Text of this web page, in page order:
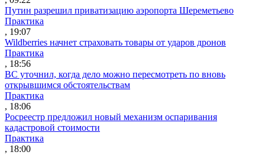
Путин разрешил приватизацию аэропорта Шереметьево
Практика
, 19:07
Wildberries начнет страховать товары от ударов дронов
Практика
, 18:56
ВС уточнил, когда дело можно пересмотреть по вновь
открывшимся обстоятельствам
Практика
, 18:06
Росреестр предложил новый механизм оспаривания
кадастровой стоимости
Практика
, 18:00